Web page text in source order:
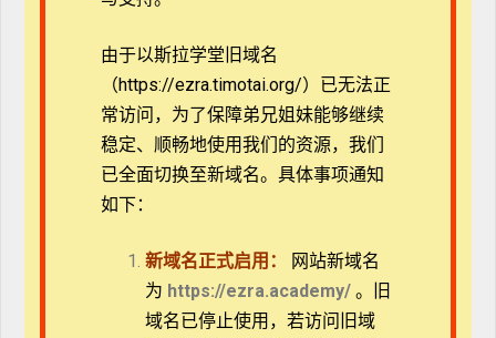
帮助学员对四福音书（马太福音、马可福音、路
加福音和约翰福音）中呈现的耶稣生平和教导有
基本理解。
帮助学员理解福音书的关键点，包括每本书的文
学体裁、历史和文学背景、解经方法、布局、作
者和特点。
学观点。
教导学员解释福音书的技能，用于授课、讲道，
及其他事工。
由于以斯拉学堂旧域名
（https://ezra.timotai.org/）已无法正
常访问， 为了保障弟兄姐妹能够继续
稳定、顺畅地使用我们的资源，我们
已全面切换至新域名。具体事项通知
如下：
新域名正式启用：
网站新域名
为 https://ezra.academy/ 。旧
域名已停止使用，若访问旧域